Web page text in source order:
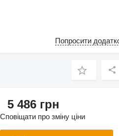
Попросити
5 486 грн
Сповіщати про зміну ціни